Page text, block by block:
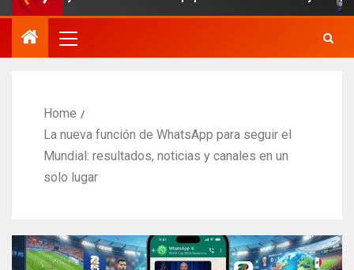
Home
La nueva función de WhatsApp para seguir el
Mundial: resultados, noticias y canales en un
solo lugar